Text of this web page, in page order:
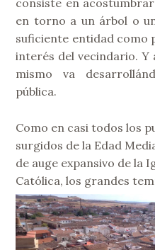
en torno a un árbol o
suficiente entidad como
interés del vecindario. Y
mismo va
pública.
Como en casi todos los
surgidos de la Edad
de auge expansivo de la
Católica, los grandes